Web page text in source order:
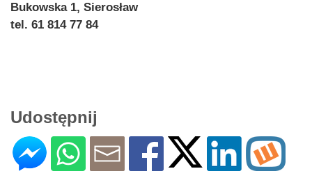
Bukowska 1, Sierosław
tel. 61 814 77 84
Udostępnij